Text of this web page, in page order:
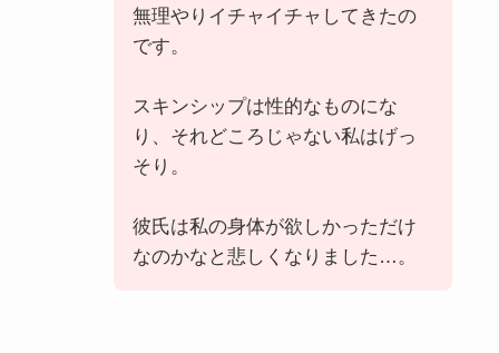
無理やりイチャイチャしてきたの
です。
スキンシップは性的なものにな
り、それどころじゃない私はげっ
そり。
彼氏は私の身体が欲しかっただけ
なのかなと悲しくなりました…。